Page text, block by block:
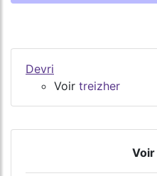
Devri
Voir treizher
Voir